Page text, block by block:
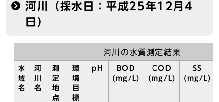
河川（採水日：平成25年12月4
日）
河川の水質測定結果
水
域
名
河
川
名
測
定
地
点
環
境
目
標
pH
BOD
(mg/L)
COD
(mg/L)
SS
(mg/L)